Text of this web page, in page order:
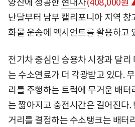
양산에 성공한 현대차(408,000원
난달부터 남부 캘리포니아 지역 창
화물 운송에 엑시언트를 활용하고
전기차 중심인 승용차 시장과 달리
는 수소연료가 더 각광받고 있다.
리를 주행하는 트럭에 무거운 배터
는 짧아지고 충전시간은 길어진다.
거리를 결정하는 수소탱크는 배터